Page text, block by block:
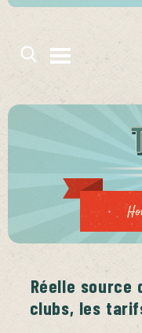
Réelle source
clubs, les